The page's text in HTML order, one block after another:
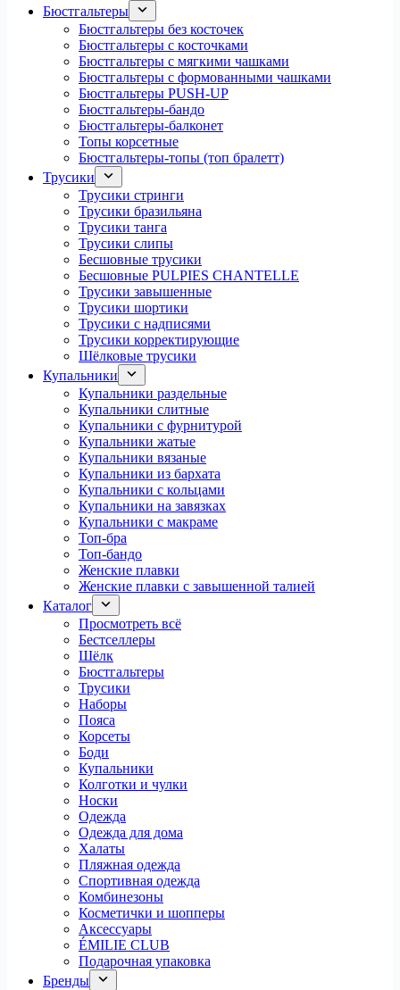
Бюстгальтеры
Бюстгальтеры без косточек
Бюстгальтеры с косточками
Бюстгальтеры с мягкими чашками
Бюстгальтеры с формованными чашками
Бюстгальтеры PUSH-UP
Бюстгальтеры-бандо
Бюстгальтеры-балконет
Топы корсетные
Бюстгальтеры-топы (топ бралетт)
Трусики
Трусики стринги
Трусики бразильяна
Трусики танга
Трусики слипы
Бесшовные трусики
Бесшовные PULPIES CHANTELLE
Трусики завышенные
Трусики шортики
Трусики с надписями
Трусики корректирующие
Шёлковые трусики
Купальники
Купальники раздельные
Купальники слитные
Купальники с фурнитурой
Купальники жатые
Купальники вязаные
Купальники из бархата
Купальники с кольцами
Купальники на завязках
Купальники с макраме
Топ-бра
Топ-бандо
Женские плавки
Женские плавки с завышенной талией
Каталог
Просмотреть всё
Бестселлеры
Шёлк
Бюстгальтеры
Трусики
Наборы
Пояса
Корсеты
Боди
Купальники
Колготки и чулки
Носки
Одежда
Одежда для дома
Халаты
Пляжная одежда
Спортивная одежда
Комбинезоны
Косметички и шопперы
Аксессуары
ÉMILIE CLUB
Подарочная упаковка
Бренды